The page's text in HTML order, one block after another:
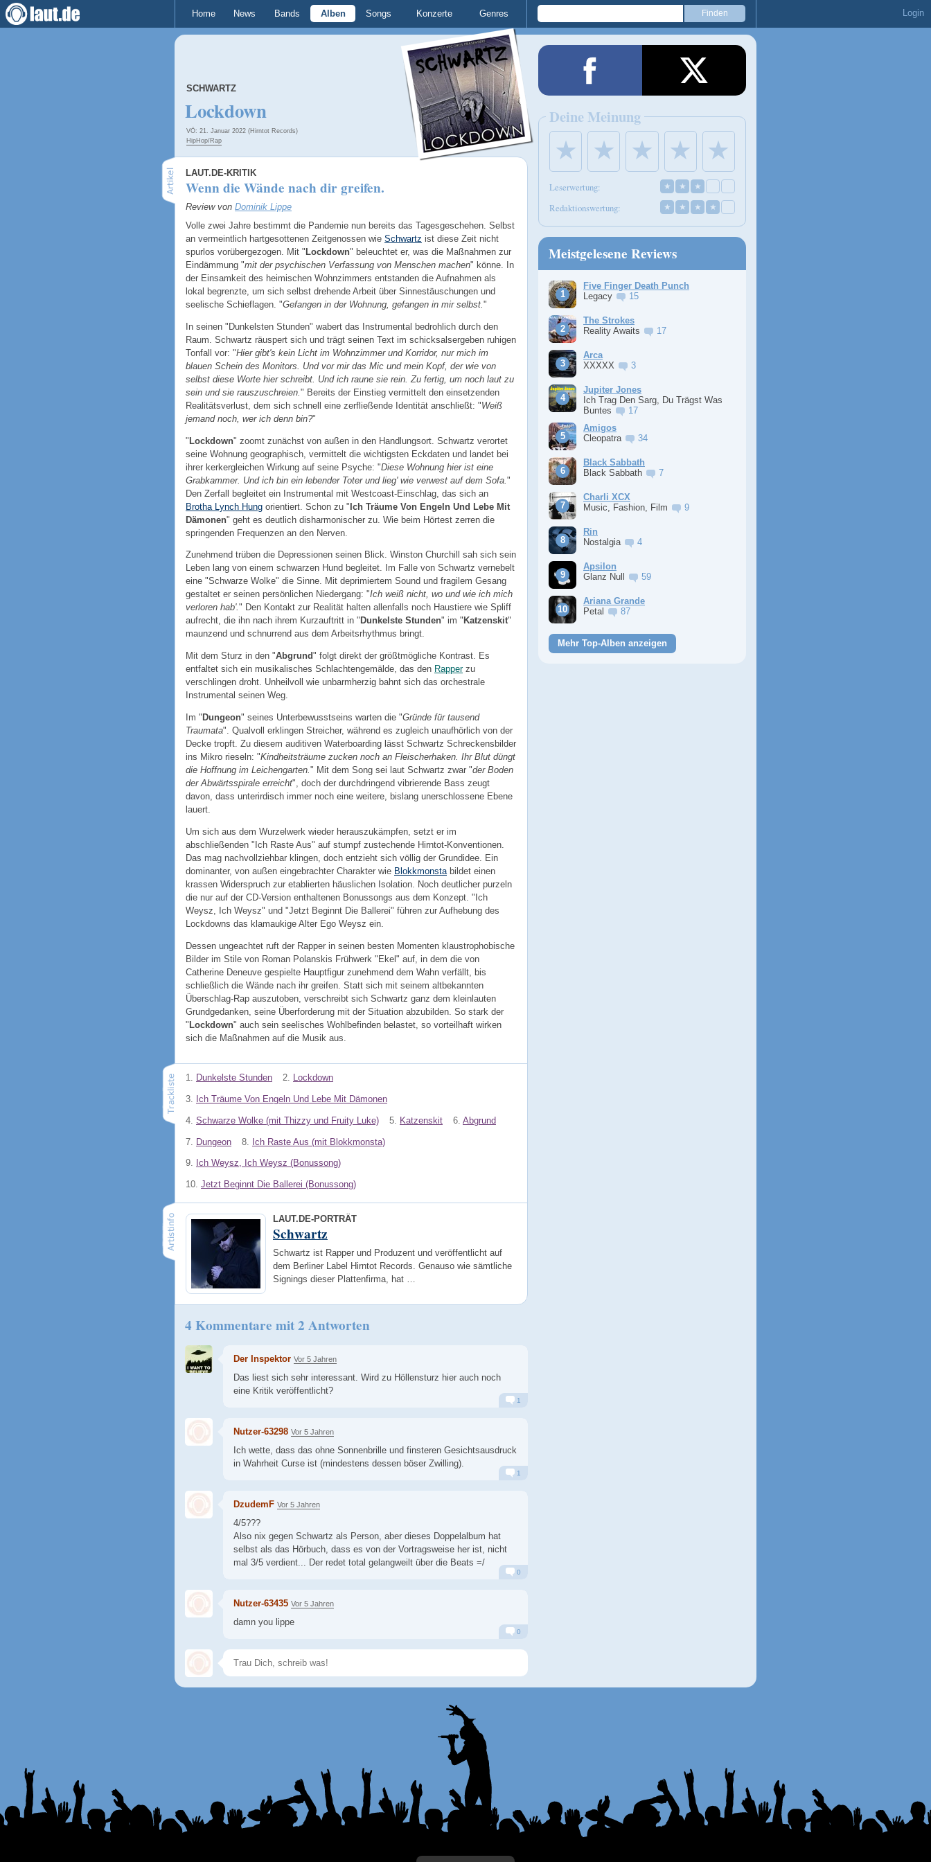
Home News Bands Alben Songs Konzerte Genres Login
SCHWARTZ
Lockdown
VÖ: 21. Januar 2022 (Hirntot Records)
HipHop/Rap
LAUT.DE-KRITIK
Wenn die Wände nach dir greifen.
Review von Dominik Lippe
Volle zwei Jahre bestimmt die Pandemie nun bereits das Tagesgeschehen. Selbst
an vermeintlich hartgesottenen Zeitgenossen wie Schwartz ist diese Zeit nicht
spurlos vorübergezogen. Mit " Lockdown" beleuchtet er, was die Maßnahmen zur
Eindämmung "mit der psychischen Verfassung von Menschen machen" könne. In
der Einsamkeit des heimischen Wohnzimmers entstanden die Aufnahmen als
lokal begrenzte, um sich selbst drehende Arbeit über Sinnestäuschungen und
seelische Schieflagen. "Gefangen in der Wohnung, gefangen in mir selbst."
In seinen "Dunkelsten Stunden" wabert das Instrumental bedrohlich durch den
Raum. Schwartz räuspert sich und trägt seinen Text im schicksalsergeben ruhigen
Tonfall vor: "Hier gibt's kein Licht im Wohnzimmer und Korridor, nur mich im
blauen Schein des Monitors. Und vor mir das Mic und mein Kopf, der wie von
selbst diese Worte hier schreibt. Und ich raune sie rein. Zu fertig, um noch laut zu
sein und sie rauszuschreien. " Bereits der Einstieg vermittelt den einsetzenden
Realitätsverlust, dem sich schnell eine zerfließende Identität anschließt: "Weiß
jemand noch, wer ich denn bin?"
"Lockdown" zoomt zunächst von außen in den Handlungsort. Schwartz verortet
seine Wohnung geographisch, vermittelt die wichtigsten Eckdaten und landet bei
ihrer kerkergleichen Wirkung auf seine Psyche: "Diese Wohnung hier ist eine
Grabkammer. Und ich bin ein lebender Toter und lieg' wie verwest auf dem Sofa. "
Den Zerfall begleitet ein Instrumental mit Westcoast-Einschlag, das sich an
Brotha Lynch Hung orientiert. Schon zu "Ich Träume Von Engeln Und Lebe Mit
Dämonen" geht es deutlich disharmonischer zu. Wie beim Hörtest zerren die
springenden Frequenzen an den Nerven.
Zunehmend trüben die Depressionen seinen Blick. Winston Churchill sah sich sein
Leben lang von einem schwarzen Hund begleitet. Im Falle von Schwartz vernebelt
eine "Schwarze Wolke" die Sinne. Mit deprimiertem Sound und fragilem Gesang
gestaltet er seinen persönlichen Niedergang: "Ich weiß nicht, wo und wie ich mich
verloren hab'." Den Kontakt zur Realität halten allenfalls noch Haustiere wie Spliff
aufrecht, die ihn nach ihrem Kurzauftritt in " Dunkelste Stunden" im " Katzenskit"
maunzend und schnurrend aus dem Arbeitsrhythmus bringt.
Mit dem Sturz in den "Abgrund" folgt direkt der größtmögliche Kontrast. Es
entfaltet sich ein musikalisches Schlachtengemälde, das den Rapperzu
verschlingen droht. Unheilvoll wie unbarmherzig bahnt sich das orchestrale
Instrumental seinen Weg.
Im " Dungeon" seines Unterbewusstseins warten die "Gründe für tausend
Traumata". Qualvoll erklingen Streicher, während es zugleich unaufhörlich von der
Decke tropft. Zu diesem auditiven Waterboarding lässt Schwartz Schreckensbilder
ins Mikro rieseln: "Kindheitsträume zucken noch an Fleischerhaken. Ihr Blut düngt
die Hoffnung im Leichengarten. " Mit dem Song sei laut Schwartz zwar "der Boden
der Abwärtsspirale erreicht", doch der durchdringend vibrierende Bass zeugt
davon, dass unterirdisch immer noch eine weitere, bislang unerschlossene Ebene
lauert.
Um sich aus dem Wurzelwerk wieder herauszukämpfen, setzt er im
abschließenden "Ich Raste Aus" auf stumpf zustechende Hirntot-Konventionen.
Das mag nachvollziehbar klingen, doch entzieht sich völlig der Grundidee. Ein
dominanter, von außen eingebrachter Charakter wie Blokkmonsta bildet einen
krassen Widerspruch zur etablierten häuslichen Isolation. Noch deutlicher purzeln
die nur auf der CD-Version enthaltenen Bonussongs aus dem Konzept. "Ich
Weysz, Ich Weysz" und "Jetzt Beginnt Die Ballerei" führen zur Aufhebung des
Lockdowns das klamaukige Alter Ego Weysz ein.
Dessen ungeachtet ruft der Rapper in seinen besten Momenten klaustrophobische
Bilder im Stile von Roman Polanskis Frühwerk "Ekel" auf, in dem die von
Catherine Deneuve gespielte Hauptfigur zunehmend dem Wahn verfällt, bis
schließlich die Wände nach ihr greifen. Statt sich mit seinem altbekannten
Überschlag-Rap auszutoben, verschreibt sich Schwartz ganz dem kleinlauten
Grundgedanken, seine Überforderung mit der Situation abzubilden. So stark der
"Lockdown" auch sein seelisches Wohlbefinden belastet, so vorteilhaft wirken
sich die Maßnahmen auf die Musik aus.
1. Dunkelste Stunden 2. Lockdown
3. Ich Träume Von Engeln Und Lebe Mit Dämonen
4. Schwarze Wolke (mit Thizzy und Fruity Luke) 5. Katzenskit 6. Abgrund
7. Dungeon 8. Ich Raste Aus (mit Blokkmonsta)
9. Ich Weysz, Ich Weysz (Bonussong)
10. Jetzt Beginnt Die Ballerei (Bonussong)
LAUT.DE-PORTRÄT
Schwartz
Schwartz ist Rapper und Produzent und veröffentlicht auf
dem Berliner Label Hirntot Records. Genauso wie sämtliche
Signings dieser Plattenfirma, hat …
4 Kommentare mit 2 Antworten
Der Inspektor Vor 5 Jahren
Das liest sich sehr interessant. Wird zu Höllensturz hier auch noch
eine Kritik veröffentlicht?
1
Nutzer-63298 Vor 5 Jahren
Ich wette, dass das ohne Sonnenbrille und finsteren Gesichtsausdruck
in Wahrheit Curse ist (mindestens dessen böser Zwilling).
1
DzudemF Vor 5 Jahren
4/5???
Also nix gegen Schwartz als Person, aber dieses Doppelalbum hat
selbst als das Hörbuch, dass es von der Vortragsweise her ist, nicht
mal 3/5 verdient... Der redet total gelangweilt über die Beats =/
0
Nutzer-63435 Vor 5 Jahren
damn you lippe
Alarm Antworten
0
Speichern
Deine Meinung
★ ★ ★ ★ ★
Leserwertung: ★ ★ ★
Redaktionswertung: ★ ★ ★ ★
Meistgelesene Reviews
Five Finger Death Punch
Legacy
15
The Strokes
Reality Awaits
17
Arca
XXXXX
3
Jupiter Jones
Ich Trag Den Sarg, Du Trägst Was
Buntes
17
Amigos
Cleopatra
34
Black Sabbath
Black Sabbath
7
Charli XCX
Music, Fashion, Film
9
Rin
Nostalgia
4
Apsilon
Glanz Null
59
Ariana Grande
Petal
87
Mehr Top-Alben anzeigen